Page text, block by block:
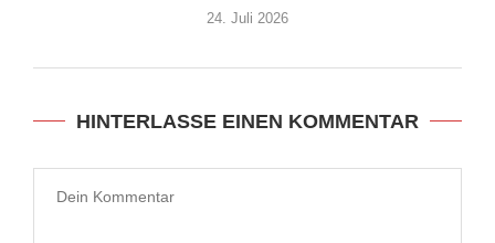
24. Juli 2026
HINTERLASSE EINEN KOMMENTAR